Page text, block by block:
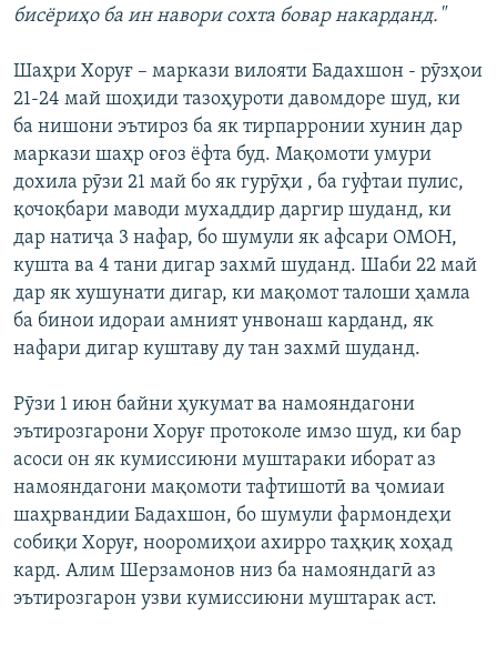
бисёриҳо ба ин навори сохта бовар накарданд."
Шаҳри Хоруғ – маркази вилояти Бадахшон - рӯзҳои
21-24 май шоҳиди тазоҳуроти давомдоре шуд, ки
ба нишони эътироз ба як тирпарронии хунин дар
маркази шаҳр оғоз ёфта буд. Мақомоти умури
дохила рӯзи 21 май бо як гурӯҳи , ба гуфтаи пулис,
қочоқбари маводи мухаддир даргир шуданд, ки
дар натиҷа 3 нафар, бо шумули як афсари ОМОН,
кушта ва 4 тани дигар захмӣ шуданд. Шаби 22 май
дар як хушунати дигар, ки мақомот талоши ҳамла
ба бинои идораи амният унвонаш карданд, як
нафари дигар куштаву ду тан захмӣ шуданд.
Рӯзи 1 июн байни ҳукумат ва намояндагони
эътирозгарони Хоруғ протоколе имзо шуд, ки бар
асоси он як кумиссиюни муштараки иборат аз
намояндагони мақомоти тафтишотӣ ва ҷомиаи
шаҳрвандии Бадахшон, бо шумули фармондеҳи
собиқи Хоруғ, нооромиҳои ахирро таҳқиқ хоҳад
кард. Алим Шерзамонов низ ба намояндагӣ аз
эътирозгарон узви кумиссиюни муштарак аст.